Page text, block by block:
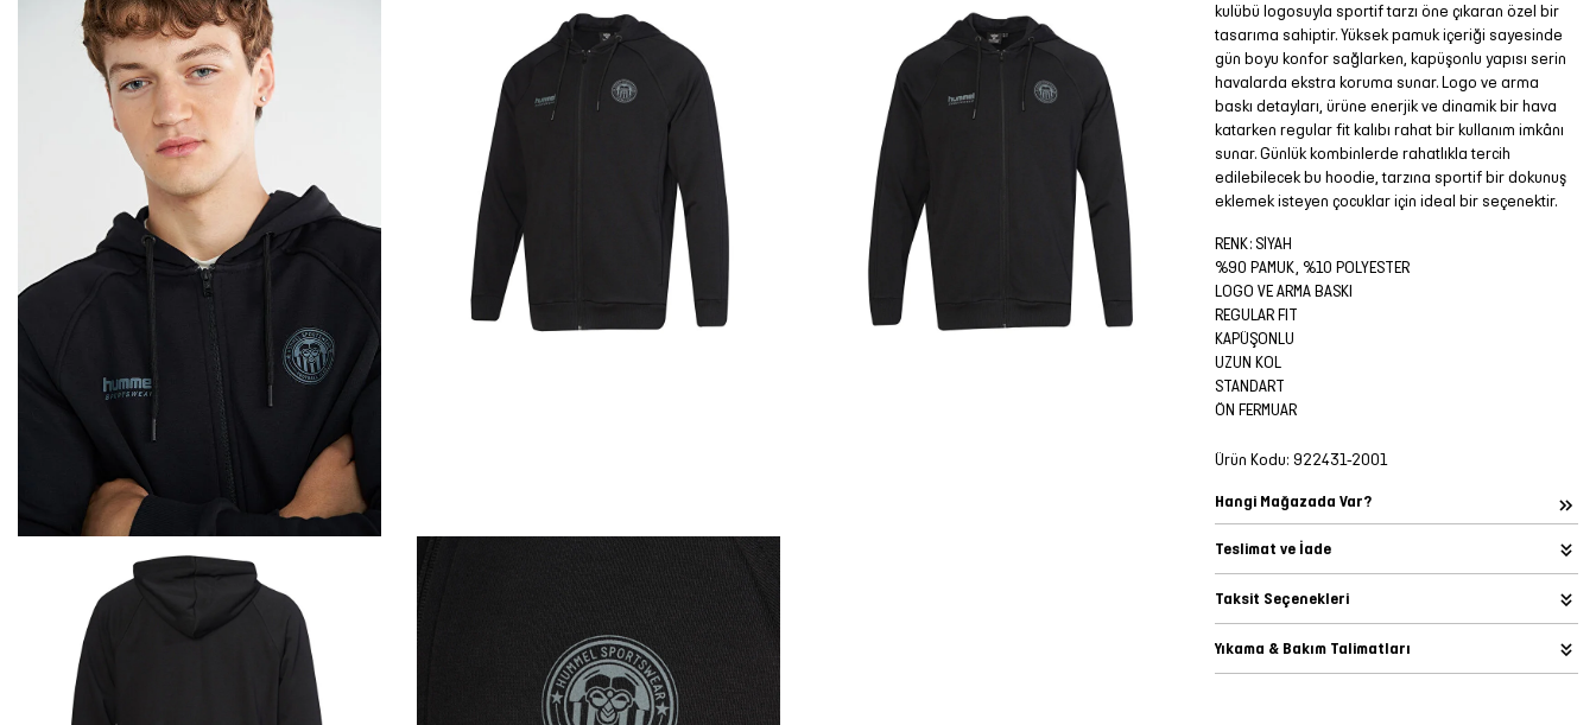
kulübü logosuyla sportif tarzı öne çıkaran özel bir
tasarıma sahiptir. Yüksek pamuk içeriği sayesinde
gün boyu konfor sağlarken, kapüşonlu yapısı serin
havalarda ekstra koruma sunar. Logo ve arma
baskı detayları, ürüne enerjik ve dinamik bir hava
katarken regular fit kalıbı rahat bir kullanım imkânı
sunar. Günlük kombinlerde rahatlıkla tercih
edilebilecek bu hoodie, tarzına sportif bir dokunuş
eklemek isteyen çocuklar için ideal bir seçenektir.
RENK: SİYAH
%90 PAMUK, %10 POLYESTER
LOGO VE ARMA BASKI
REGULAR FIT
KAPÜŞONLU
UZUN KOL
STANDART
ÖN FERMUAR
Ürün Kodu: 922431-2001
Hangi Mağazada Var?
Teslimat ve İade
Taksit Seçenekleri
Yıkama & Bakım Talimatları